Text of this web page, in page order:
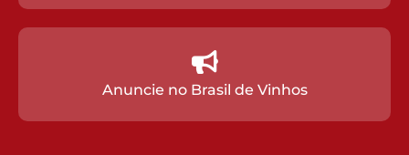
Anuncie no Brasil de Vinhos